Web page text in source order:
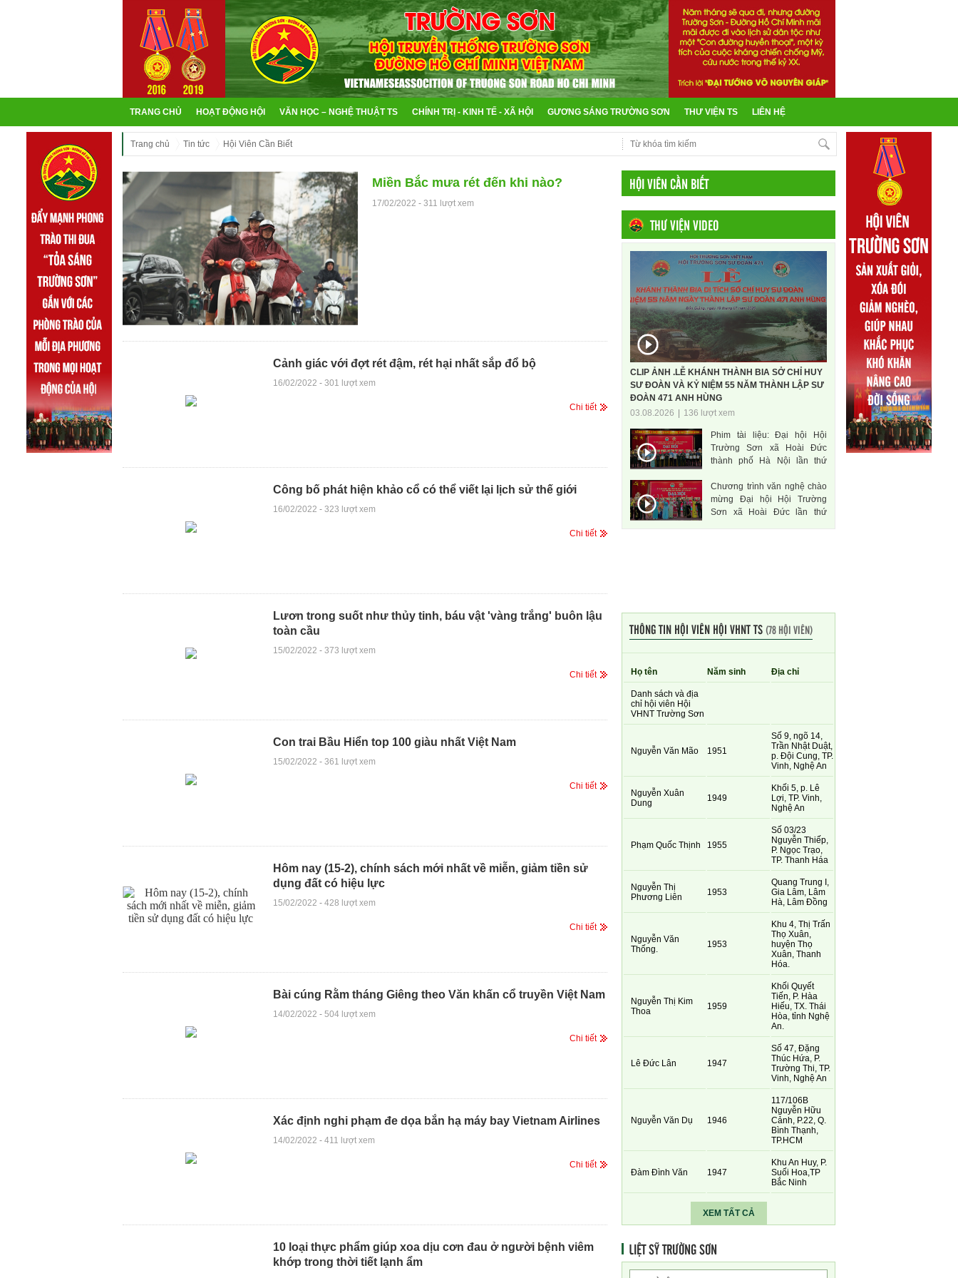
TRANG CHỦ HOẠT ĐỘNG HỘI VĂN HỌC – NGHỆ THUẬT TS CHÍNH TRỊ - KINH TẾ - XÃ HỘI GƯƠNG SÁNG TRƯỜNG SƠN THƯ VIỆN TS LIÊN HỆ
Trang chủ Tin tức Hội Viên Cần Biết
Miền Bắc mưa rét đến khi nào?
17/02/2022 - 311 lượt xem
Cảnh giác với đợt rét đậm, rét hại nhất sắp đổ bộ
16/02/2022 - 301 lượt xem
Chi tiết
Công bố phát hiện khảo cổ có thể viết lại lịch sử thế giới
16/02/2022 - 323 lượt xem
Chi tiết
Lươn trong suốt như thủy tinh, báu vật 'vàng trắng' buôn lậu
toàn cầu
15/02/2022 - 373 lượt xem
Chi tiết
Con trai Bầu Hiển top 100 giàu nhất Việt Nam
15/02/2022 - 361 lượt xem
Chi tiết
Hôm nay (15-2), chính sách mới nhất về miễn, giảm tiền sử
dụng đất có hiệu lực
15/02/2022 - 428 lượt xem
Chi tiết
Bài cúng Rằm tháng Giêng theo Văn khấn cổ truyền Việt Nam
14/02/2022 - 504 lượt xem
Chi tiết
Xác định nghi phạm đe dọa bắn hạ máy bay Vietnam Airlines
14/02/2022 - 411 lượt xem
Chi tiết
10 loại thực phẩm giúp xoa dịu cơn đau ở người bệnh viêm
khớp trong thời tiết lạnh ẩm
HỘI VIÊN CẦN BIẾT
THƯ VIỆN VIDEO
CLIP ẢNH .LỄ KHÁNH THÀNH BIA SỞ CHỈ HUY
SƯ ĐOÀN VÀ KỶ NIỆM 55 NĂM THÀNH LẬP SƯ
ĐOÀN 471 ANH HÙNG
03.08.2026
136 lượt xem
Phim tài liệu: Đại hội Hội
Trường Sơn xã Hoài Đức
thành phố Hà Nội lần thứ
Chương trình văn nghệ chào
mừng Đại hội Hội Trường
Sơn xã Hoài Đức lần thứ
THÔNG TIN HỘI VIÊN HỘI VHNT TS(78 HỘI VIÊN)
Họ tên Năm sinh Địa chỉ
Danh sách và địa
chỉ hội viên Hội
VHNT Trường Sơn
Nguyễn Văn Mão 1951
Số 9, ngõ 14,
Trần Nhật Duật,
p. Đội Cung, TP.
Vinh, Nghệ An
Nguyễn Xuân
Dung
1949
Khối 5, p. Lê
Lợi, TP. Vinh,
Nghệ An
Phạm Quốc Thịnh 1955
Số 03/23
Nguyễn Thiếp,
P. Ngọc Trạo,
TP. Thanh Háa
Nguyễn Thị
Phương Liên
1953
Quang Trung I,
Gia Lâm, Lâm
Hà, Lâm Đồng
Nguyễn Văn
Thống.
1953
Khu 4, Thị Trấn
Thọ Xuân,
huyện Thọ
Xuân, Thanh
Hóa.
Nguyễn Thị Kim
Thoa
1959
Khối Quyết
Tiến, P. Hàa
Hiếu, TX. Thái
Hòa, tỉnh Nghệ
An.
Lê Đức Lân 1947
Số 47, Đặng
Thúc Hứa, P.
Trường Thi, TP.
Vinh, Nghệ An
Nguyễn Văn Dụ 1946
117/106B
Nguyễn Hữu
Cảnh, P.22, Q.
Bình Thạnh,
TP.HCM
Đàm Đình Văn 1947
Khu An Huy, P.
Suối Hoa,TP
Bắc Ninh
XEM TẤT CẢ
LIỆT SỸ TRƯỜNG SƠN